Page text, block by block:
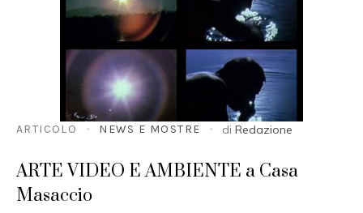
ARTICOLO NEWS E MOSTRE diRedazione
ARTE VIDEO E AMBIENTE a Casa
Masaccio